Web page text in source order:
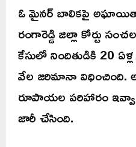
ఓ మైనర్ బాలికపై
రంగారెడ్డి జిల్లా కోర్టు
కేసులో నిందితుడికి 20
వేల జరిమానా విధించింది.
రూపాయల పరిహారం
జారీ చేసింది.